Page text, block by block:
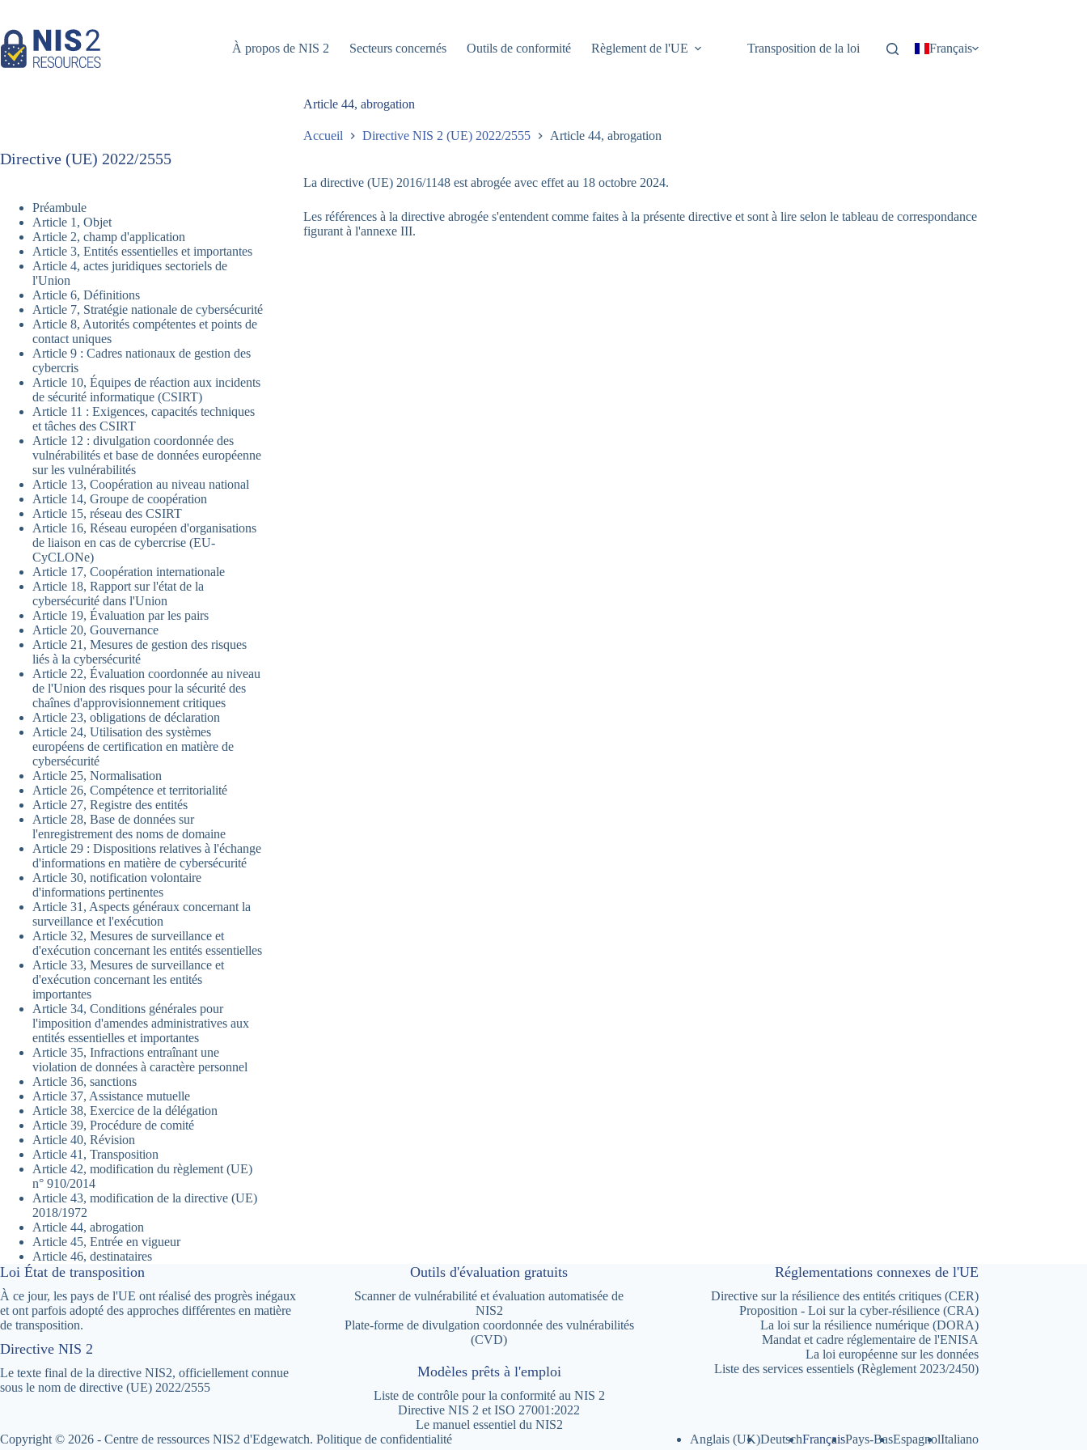
content
À propos de NIS 2
Secteurs concernés Outils de conformité Règlement de l'UE Transposition de la loi Français
Article 44, abrogation
Accueil Directive NIS 2 (UE) 2022/2555 Article 44, abrogation
La directive (UE) 2016/1148 est abrogée avec effet au 18 octobre 2024.
Les références à la directive abrogée s'entendent comme faites à la présente directive et sont à lire selon le tableau de correspondance
figurant à l'annexe III.
Directive (UE) 2022/2555
Préambule
Article 1, Objet
Article 2, champ d'application
Article 3, Entités essentielles et importantes
Article 4, actes juridiques sectoriels de
l'Union
Article 6, Définitions
Article 7, Stratégie nationale de cybersécurité
Article 8, Autorités compétentes et points de
contact uniques
Article 9 : Cadres nationaux de gestion des
cybercris
Article 10, Équipes de réaction aux incidents
de sécurité informatique (CSIRT)
Article 11 : Exigences, capacités techniques
et tâches des CSIRT
Article 12 : divulgation coordonnée des
vulnérabilités et base de données européenne
sur les vulnérabilités
Article 13, Coopération au niveau national
Article 14, Groupe de coopération
Article 15, réseau des CSIRT
Article 16, Réseau européen d'organisations
de liaison en cas de cybercrise (EU-
CyCLONe)
Article 17, Coopération internationale
Article 18, Rapport sur l'état de la
cybersécurité dans l'Union
Article 19, Évaluation par les pairs
Article 20, Gouvernance
Article 21, Mesures de gestion des risques
liés à la cybersécurité
Article 22, Évaluation coordonnée au niveau
de l'Union des risques pour la sécurité des
chaînes d'approvisionnement critiques
Article 23, obligations de déclaration
Article 24, Utilisation des systèmes
européens de certification en matière de
cybersécurité
Article 25, Normalisation
Article 26, Compétence et territorialité
Article 27, Registre des entités
Article 28, Base de données sur
l'enregistrement des noms de domaine
Article 29 : Dispositions relatives à l'échange
d'informations en matière de cybersécurité
Article 30, notification volontaire
d'informations pertinentes
Article 31, Aspects généraux concernant la
surveillance et l'exécution
Article 32, Mesures de surveillance et
d'exécution concernant les entités essentielles
Article 33, Mesures de surveillance et
d'exécution concernant les entités
importantes
Article 34, Conditions générales pour
l'imposition d'amendes administratives aux
entités essentielles et importantes
Article 35, Infractions entraînant une
violation de données à caractère personnel
Article 36, sanctions
Article 37, Assistance mutuelle
Article 38, Exercice de la délégation
Article 39, Procédure de comité
Article 40, Révision
Article 41, Transposition
Article 42, modification du règlement (UE)
n° 910/2014
Article 43, modification de la directive (UE)
2018/1972
Article 44, abrogation
Article 45, Entrée en vigueur
Article 46, destinataires
Loi État de transposition
À ce jour, les pays de l'UE ont réalisé des progrès inégaux
et ont parfois adopté des approches différentes en matière
de transposition.
Directive NIS 2
Le texte final de la directive NIS2, officiellement connue
sous le nom de directive (UE) 2022/2555
Outils d'évaluation gratuits
Scanner de vulnérabilité et évaluation automatisée de
NIS2
Plate-forme de divulgation coordonnée des vulnérabilités
(CVD)
Modèles prêts à l'emploi
Liste de contrôle pour la conformité au NIS 2
Directive NIS 2 et ISO 27001:2022
Le manuel essentiel du NIS2
Réglementations connexes de l'UE
Directive sur la résilience des entités critiques (CER)
Proposition - Loi sur la cyber-résilience (CRA)
La loi sur la résilience numérique (DORA)
Mandat et cadre réglementaire de l'ENISA
La loi européenne sur les données
Liste des services essentiels (Règlement 2023/2450)
Copyright © 2026 - Centre de ressources NIS2 d'Edgewatch. Politique de confidentialité Anglais (UK)DeutschFrançaisPays-BasEspagnolItaliano